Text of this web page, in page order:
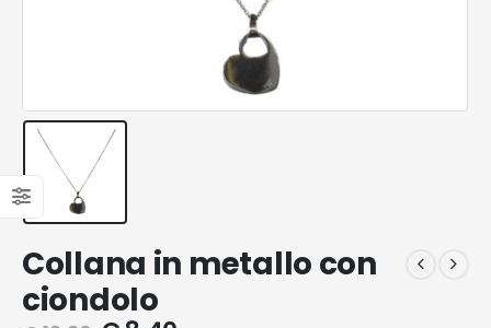
Collana in metallo con
ciondolo